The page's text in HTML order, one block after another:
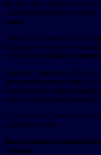
России. И к этой дате у нас
гражданина нашей страны
языке.
24 мая стартовал
благодаря которому
получить бесплатное
Каждый гражданин РФ,
зарегистрировать один
расширениях я.рус,
регистрации также
С 24 мая по 12 июня было
доменных имён.
Комментирует
Созонов: